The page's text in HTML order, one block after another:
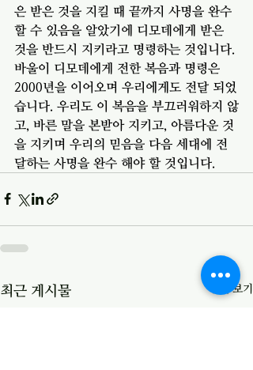
은 받은 것을 지킬 때 끝까지 사명을 완수
할 수 있음을 알았기에 디모데에게 받은
것을 반드시 지키라고 명령하는 것입니다.
바울이 디모데에게 전한 복음과 명령은
2000년을 이어오며 우리에게도 전달 되었
습니다. 우리도 이 복음을 부끄러워하지 않
고, 바른 말을 본받아 지키고, 아름다운 것
을 지키며 우리의 믿음을 다음 세대에 전
달하는 사명을 완수 해야 할 것입니다.
최근 게시물 전체 보기